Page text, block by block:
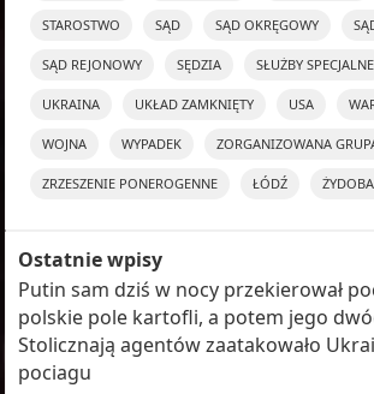
STAROSTWO SĄD SĄD OKRĘGOWY
SĄD REJONOWY SĘDZIA SŁUŻBY SPECJALNE
UKRAINA UKŁAD ZAMKNIĘTY USA
WOJNA WYPADEK ZORGANIZOWANA
ZRZESZENIE PONEROGENNE ŁÓDŹ
Ostatnie wpisy
Putin sam dziś w nocy przekierował
polskie pole kartofli, a potem jego
Stolicznają agentów zaatakowało
pociagu